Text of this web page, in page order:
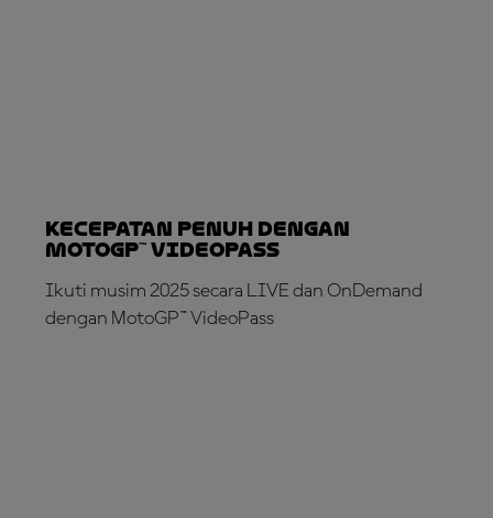
Kecepatan Penuh dengan
MotoGP™ VideoPass
Ikuti musim 2025 secara LIVE dan OnDemand
dengan MotoGP™ VideoPass